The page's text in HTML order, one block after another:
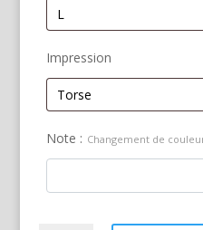
Impression
Note : Changement de